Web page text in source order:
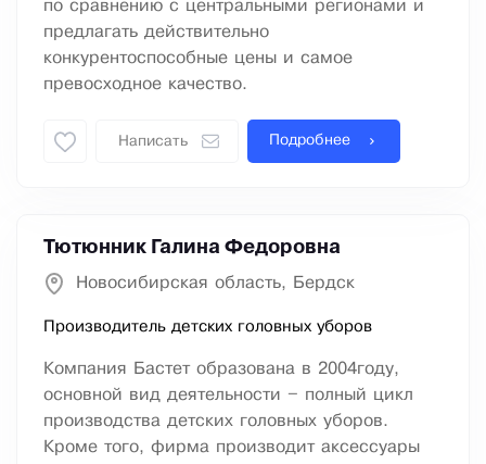
по сравнению с центральными регионами и
предлагать действительно
конкурентоспособные цены и самое
превосходное качество.
Написать Подробнее
Тютюнник Галина Федоровна
Новосибирская область, Бердск
Производитель детских головных уборов
Компания Бастет образована в 2004году,
основной вид деятельности – полный цикл
производства детских головных уборов.
Кроме того, фирма производит аксессуары